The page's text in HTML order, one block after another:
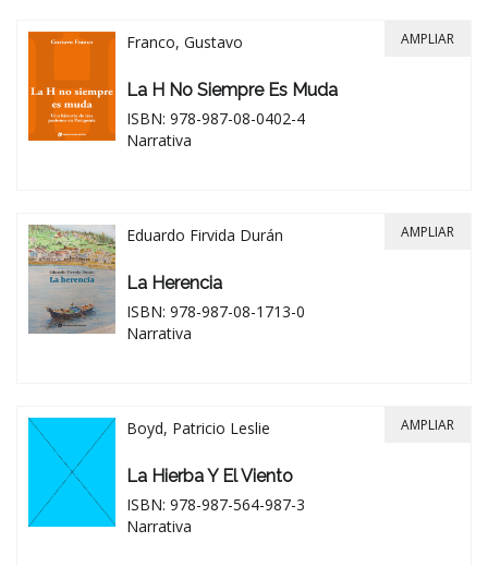
Franco, Gustavo
La H No Siempre Es Muda
ISBN: 978-987-08-0402-4
Narrativa
AMPLIAR
Eduardo Firvida Durán
La Herencia
ISBN: 978-987-08-1713-0
Narrativa
AMPLIAR
Boyd, Patricio Leslie
La Hierba Y El Viento
ISBN: 978-987-564-987-3
Narrativa
AMPLIAR